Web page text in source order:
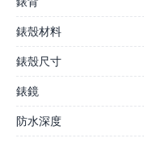
錶殼材料
錶殼尺寸
錶鏡
防水深度